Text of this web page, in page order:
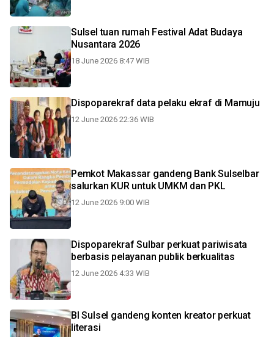
Sulsel tuan rumah Festival Adat Budaya
Nusantara 2026
18 June 2026 8:47 WIB
Dispoparekraf data pelaku ekraf di Mamuju
12 June 2026 22:36 WIB
Pemkot Makassar gandeng Bank Sulselbar
salurkan KUR untuk UMKM dan PKL
12 June 2026 9:00 WIB
Dispoparekraf Sulbar perkuat pariwisata
berbasis pelayanan publik berkualitas
12 June 2026 4:33 WIB
BI Sulsel gandeng konten kreator perkuat
literasi